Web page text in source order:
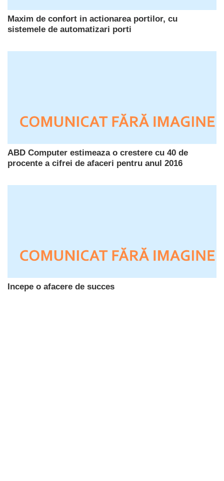
Maxim de confort in actionarea portilor, cu
sistemele de automatizari porti
ABD Computer estimeaza o crestere cu 40 de
procente a cifrei de afaceri pentru anul 2016
Incepe o afacere de succes